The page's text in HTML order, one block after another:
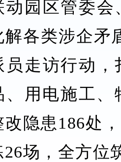
动园区管委
解各类涉企矛
员走访行动
、用电施工
改隐患186处
26场，全方位